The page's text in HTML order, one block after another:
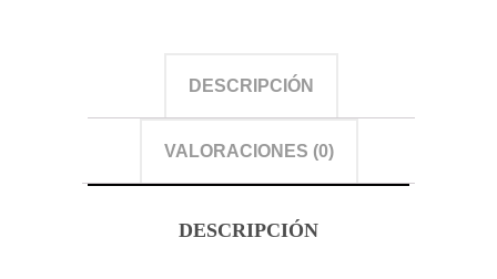
DESCRIPCIÓN
VALORACIONES (0)
DESCRIPCIÓN